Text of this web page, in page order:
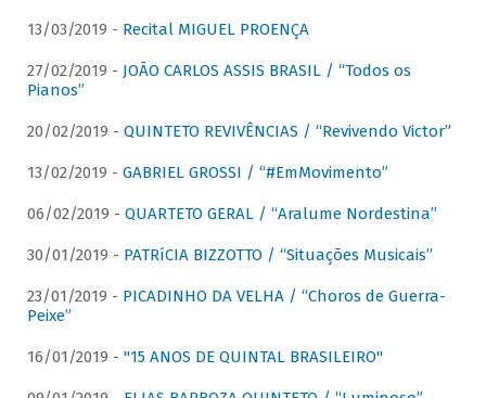
13/03/2019 - Recital MIGUEL PROENÇA
27/02/2019 - JOÃO CARLOS ASSIS BRASIL / “Todos os
Pianos”
20/02/2019 - QUINTETO REVIVÊNCIAS / “Revivendo Victor”
13/02/2019 - GABRIEL GROSSI / “#EmMovimento”
06/02/2019 - QUARTETO GERAL / “Aralume Nordestina”
30/01/2019 - PATRíCIA BIZZOTTO / “Situações Musicais”
23/01/2019 - PICADINHO DA VELHA / “Choros de Guerra-
Peixe”
16/01/2019 - "15 ANOS DE QUINTAL BRASILEIRO"